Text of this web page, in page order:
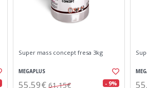
Super mass concept fresa 3kg
MEGAPLUS
55,59€ 61,15€ - 9%